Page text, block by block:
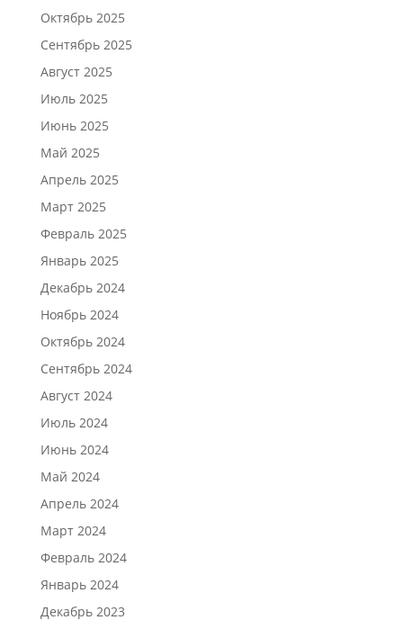
Октябрь 2025
Сентябрь 2025
Август 2025
Июль 2025
Июнь 2025
Май 2025
Апрель 2025
Март 2025
Февраль 2025
Январь 2025
Декабрь 2024
Ноябрь 2024
Октябрь 2024
Сентябрь 2024
Август 2024
Июль 2024
Июнь 2024
Май 2024
Апрель 2024
Март 2024
Февраль 2024
Январь 2024
Декабрь 2023